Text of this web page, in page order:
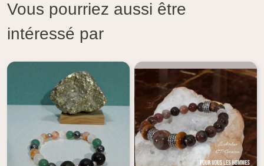
Vous pourriez aussi être
intéressé par